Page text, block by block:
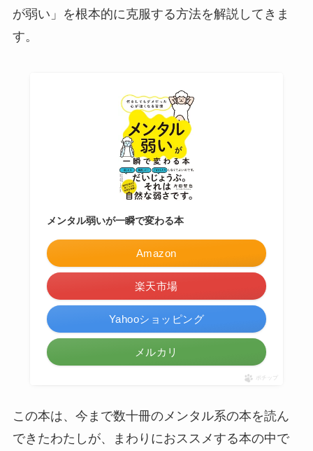
が弱い」を根本的に克服する方法を解説してきま
す。
メンタル弱いが一瞬で変わる本
Amazon
楽天市場
Yahooショッピング
メルカリ
ポチップ
この本は、今まで数十冊のメンタル系の本を読ん
できたわたしが、まわりにおススメする本の中で